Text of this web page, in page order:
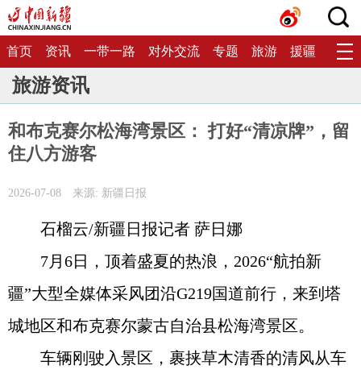
首页 资讯 一带一路 对外交流 专题 旅游 援疆 生态
旅游资讯
和布克赛尔松海湾景区： 打好“清凉牌”，留
住八方游客
2026-07-08 来源: 新疆日报
石榴云/新疆日报记者 萨日娜
7月6日，顶着盛夏的热浪，2026“航拍新
疆”大型全媒体采风团沿G219国道前行，来到塔
城地区和布克赛尔蒙古自治县松海湾景区。
车辆刚驶入景区，裹挟草木清香的清风从车